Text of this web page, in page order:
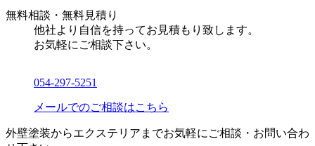
無料相談・無料見積り
他社より自信を持ってお見積もり致します。
お気軽にご相談下さい。
054-297-5251
メールでのご相談はこちら
外壁塗装からエクステリアまでお気軽にご相談・お問い合わ